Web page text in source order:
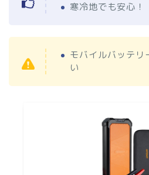
寒冷地でも安心！
モバイルバッテリ
い